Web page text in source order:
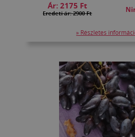
Ár: 2175 Ft
Eredeti ár: 2900 Ft
» Részletes